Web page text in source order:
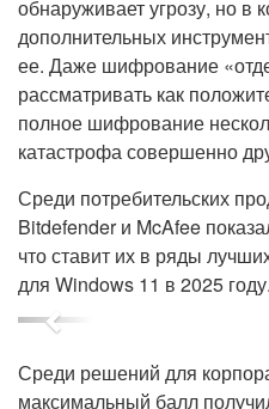
обнаруживает угрозу, но в
дополнительных
ее. Даже шифрование
рассматривать как
полное шифрование
катастрофа совершенно
Среди потребительских
Bitdefender и McAfee
что ставит их в ряды
для Windows 11 в 2025 году.
Previous
Среди решений для
максимальный балл